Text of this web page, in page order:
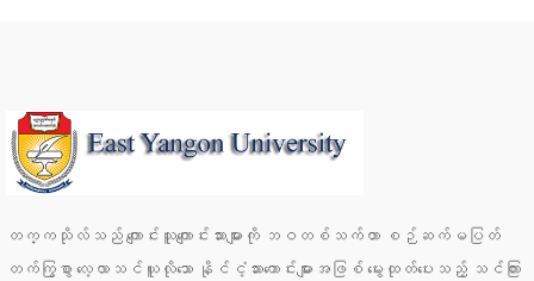
တက္ကသိုလ်သည် ကျောင်းသူကျောင်းသားများကို ဘဝတစ်သက်တာ စဉ်ဆက်မပြတ်
တက်ကြွစွာ လေ့လာသင်ယူလိုသော နိုင်ငံ့သားကောင်းများအဖြစ် မွေးထုတ်ပေးသည့် သင်ကြား